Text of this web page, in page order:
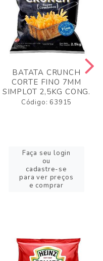
BATATA CRUNCH
CORTE FINO 7MM
SIMPLOT 2,5KG CONG.
Código: 63915
Faça seu login
ou
cadastre-se
para ver preços
e comprar